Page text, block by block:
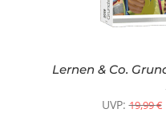
Lernen & Co.
UVP: 19,99€